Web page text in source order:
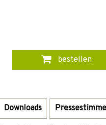
bestellen
Downloads